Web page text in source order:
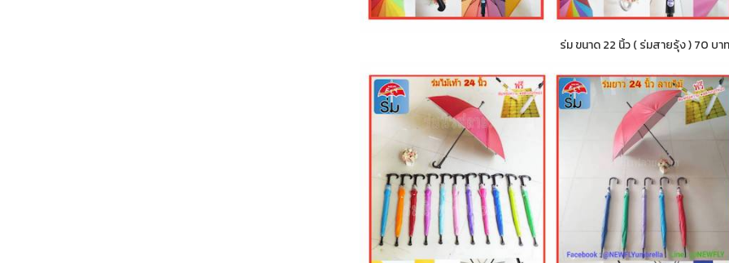
ร่ม ขนาด 22 นิ้ว ( ร่มสายรุ้ง ) 70 บาท